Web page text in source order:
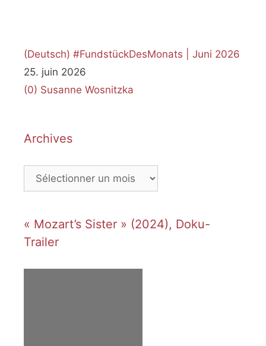
(Deutsch) #FundstückDesMonats | Juni 2026
25. juin 2026
(0) Susanne Wosnitzka
Archives
Archives
« Mozart’s Sister » (2024), Doku-
Trailer